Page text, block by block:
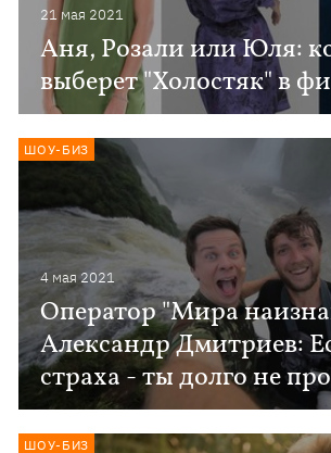
21 мая 2021
Аня, Розали или Юля:
выберет "Холостяк" в
4 мая 2021
Оператор "Мира
Александр Дмитриев:
страха - ты долго не
ШОУ-БИЗ
ШОУ-БИЗ